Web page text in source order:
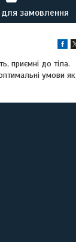
для замовлення
приємні до тіла.
умови як